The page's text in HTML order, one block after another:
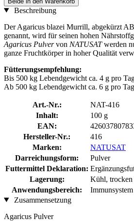
Beschreibung
Der Agaricus blazei Murrill, abgekürzt
genannt, wird für seinen hohen
Agaricus Pulvervon NATUSATwerden
ganze Fruchtkörper in hoher Qualität
Fütterungsempfehlung:
Bis 500 kg Lebendgewicht ca. 4 g pro
Ab 500 kg Lebendgewicht ca. 6 g pro Tag
Art.-Nr.:
NAT-416
Inhalt:
100 g
EAN:
Hersteller-Nr.:
416
Marken:
NATUSAT
Darreichungsform:
Pulver
Futtermittel Deklaration:
Lagerung:
Kühl, trocken
Anwendungsbereich:
Zusammensetzung
Agaricus Pulver